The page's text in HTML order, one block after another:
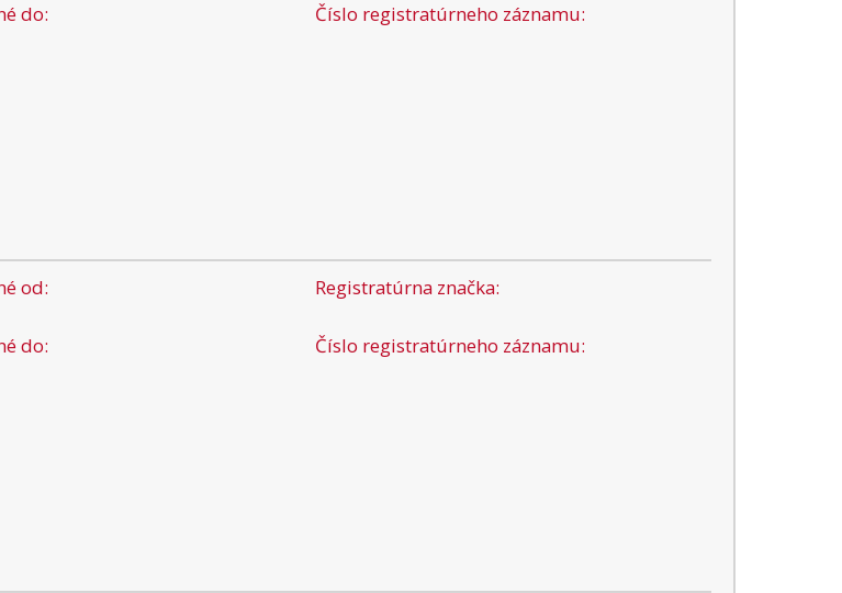
do: Číslo registratúrneho záznamu:
od: Registratúrna značka:
do: Číslo registratúrneho záznamu: